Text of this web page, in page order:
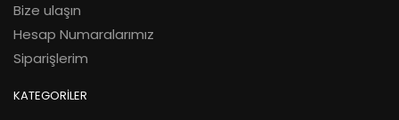
Bize ulaşın
Hesap Numaralarımız
Siparişlerim
KATEGORİLER